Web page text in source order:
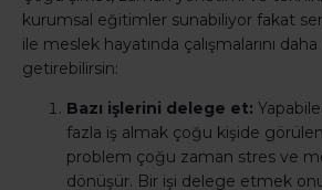
kurumsal eğitimler sunabiliyor fakat
ile meslek hayatında çalışmalarını
getirebilirsin:
Bazı işlerini delege et:
fazla iş almak çoğu kişide
problem çoğu zaman stres ve
dönüşür. Bir işi delege etmek